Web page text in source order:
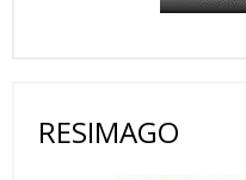
RESIMAGO